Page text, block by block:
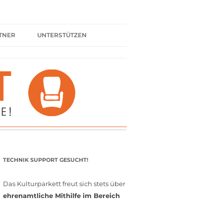
UNTERSTÜTZEN
SPENDEN
FÖRDERMITGLIED WERDEN
MITGLIEDSCHAFT
TECHNIK SUPPORT GESUCHT!
Das Kulturparkett freut sich stets über
ehrenamtliche Mithilfe im Bereich